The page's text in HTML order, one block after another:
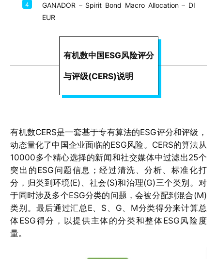
4
GANADOR – Spirit Bond Macro Allocation – DI
EUR
有机数中国ESG风险评分
与评级(CERS)说明
有机数CERS是一套基于专有算法的ESG评分和评级，
动态量化了中国企业面临的ESG风险。CERS的算法从
10000多个精心选择的新闻和社交媒体中过滤出25个
突出的ESG问题信息；经过清洗、分析、标准化打
分，归类到环境(E)、社会(S)和治理(G)三个类别。对
于同时涉及多个ESG分类的问题，会被分配到混合(M)
类别。最后通过汇总E、S、G、M分类得分来计算总
体ESG得分，以提供主体的分类和整体ESG风险度
量。